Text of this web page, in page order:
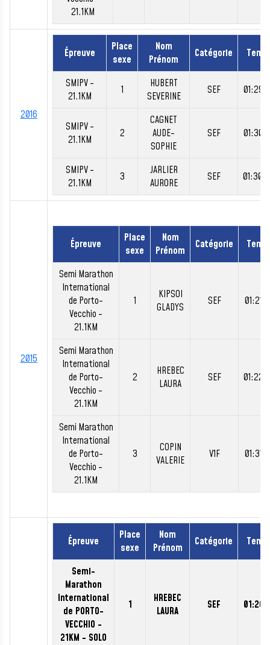
21.1KM
2016
Épreuve
Place
sexe
Nom
Prénom
Catégorie
SMIPV -
21.1KM
1
HUBERT
SEVERINE
SEF
SMIPV -
21.1KM
2
CAGNET
AUDE-
SOPHIE
SEF
SMIPV -
21.1KM
3
JARLIER
AURORE
SEF
2015
Épreuve
Place
sexe
Nom
Prénom
Catégorie
Semi Marathon
International
de Porto-
Vecchio -
21.1KM
1
KIPSOI
GLADYS
SEF
Semi Marathon
International
de Porto-
Vecchio -
21.1KM
2
HREBEC
LAURA
SEF
Semi Marathon
International
de Porto-
Vecchio -
21.1KM
3
COPIN
VALERIE
V1F
Épreuve
Place
sexe
Nom
Prénom
Catégorie
Semi-
Marathon
International
de PORTO-
VECCHIO -
21KM - SOLO
1
HREBEC
LAURA
SEF